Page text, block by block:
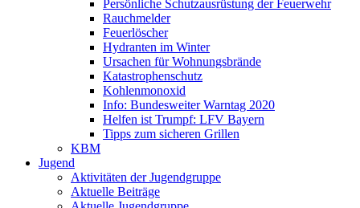
Persönliche Schutzausrüstung der Feuerwehr
Rauchmelder
Feuerlöscher
Hydranten im Winter
Ursachen für Wohnungsbrände
Katastrophenschutz
Kohlenmonoxid
Info: Bundesweiter Warntag 2020
Helfen ist Trumpf: LFV Bayern
Tipps zum sicheren Grillen
KBM
Jugend
Aktivitäten der Jugendgruppe
Aktuelle Beiträge